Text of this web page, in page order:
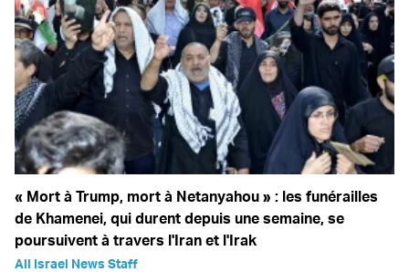
« Mort à Trump, mort à Netanyahou » : les funérailles
de Khamenei, qui durent depuis une semaine, se
poursuivent à travers l'Iran et l'Irak
All Israel News Staff